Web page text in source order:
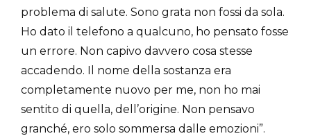
problema di salute. Sono grata non fossi da sola.
Ho dato il telefono a qualcuno, ho pensato fosse
un errore. Non capivo davvero cosa stesse
accadendo. Il nome della sostanza era
completamente nuovo per me, non ho mai
sentito di quella, dell’origine. Non pensavo
granché, ero solo sommersa dalle emozioni”.